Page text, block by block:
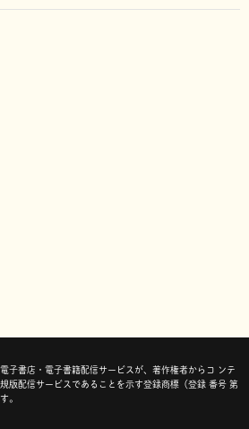
子書店・電子書籍配信サービスが、著作権者からコ ンテ
版配信サービスであることを示す登録商標（登録 番号 第
。